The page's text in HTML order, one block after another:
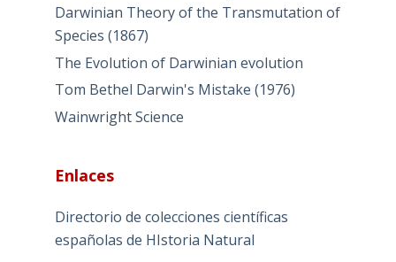
Darwinian Theory of the Transmutation of
Species (1867)
The Evolution of Darwinian evolution
Tom Bethel Darwin's Mistake (1976)
Wainwright Science
Enlaces
Directorio de colecciones científicas
españolas de HIstoria Natural